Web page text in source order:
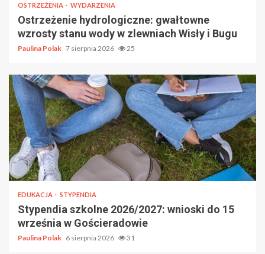
OSTRZEŻENIA WYDARZENIA
Ostrzeżenie hydrologiczne: gwałtowne
wzrosty stanu wody w zlewniach Wisły i Bugu
Paulina Polak 7 sierpnia 2026 25
EDUKACJA STYPENDIA
Stypendia szkolne 2026/2027: wnioski do 15
września w Gościeradowie
Paulina Polak 6 sierpnia 2026 31